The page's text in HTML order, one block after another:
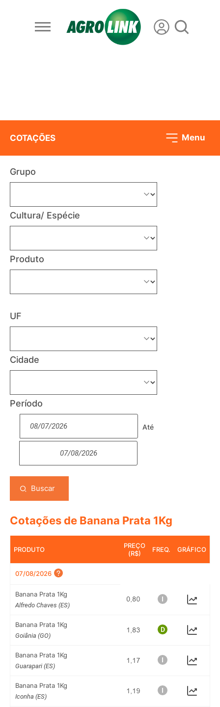
COTAÇÕES Menu
Grupo
Cultura/ Espécie
Produto
UF
Cidade
Período
Até
Buscar
Cotações de Banana Prata 1Kg
PRODUTO
PREÇO
(R$)
FREQ. GRÁFICO
07/08/2026
Banana Prata 1Kg
Alfredo Chaves (ES)
Banana Prata 1Kg
Goiânia (GO)
Banana Prata 1Kg
Guarapari (ES)
Banana Prata 1Kg
Iconha (ES)